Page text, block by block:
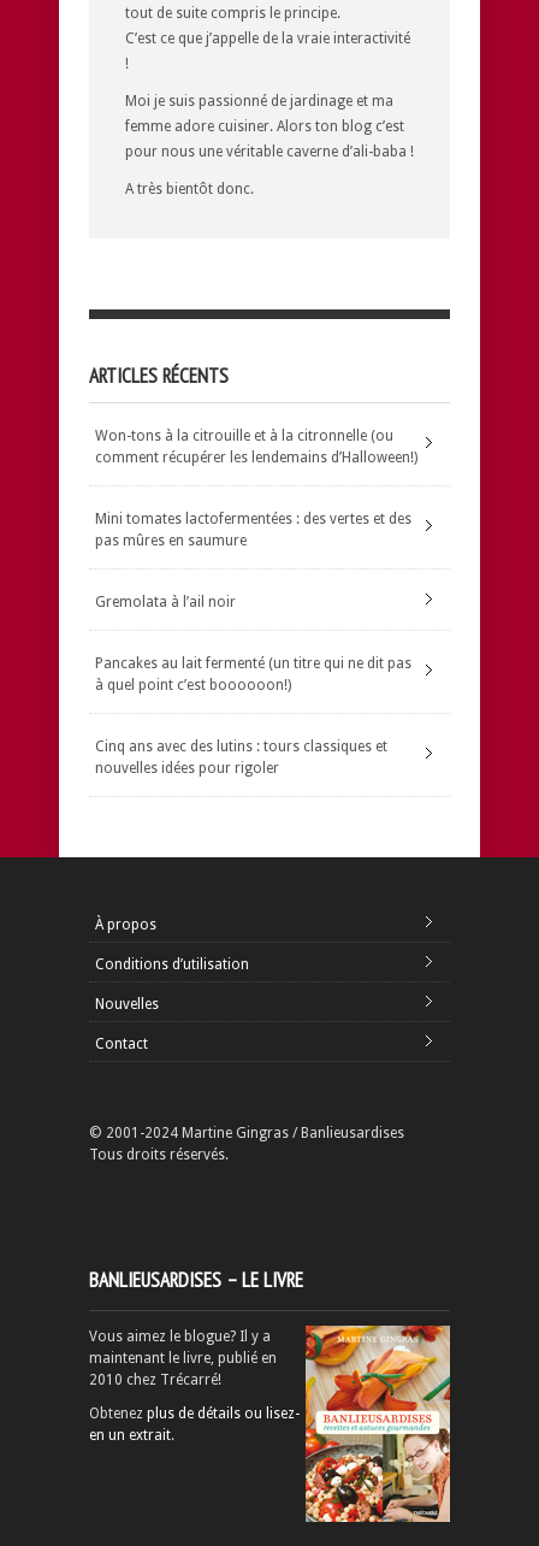
tout de suite compris le principe.
C’est ce que j’appelle de la vraie interactivité
!
Moi je suis passionné de jardinage et ma
femme adore cuisiner. Alors ton blog c’est
pour nous une véritable caverne d’ali-baba !
A très bientôt donc.
ARTICLES RÉCENTS
Won-tons à la citrouille et à la citronnelle (ou
comment récupérer les lendemains d’Halloween!)
Mini tomates lactofermentées : des vertes et des
pas mûres en saumure
Gremolata à l’ail noir
Pancakes au lait fermenté (un titre qui ne dit pas
à quel point c’est boooooon!)
Cinq ans avec des lutins : tours classiques et
nouvelles idées pour rigoler
À propos
Conditions d’utilisation
Nouvelles
Contact
© 2001-2024 Martine Gingras / Banlieusardises
Tous droits réservés.
BANLIEUSARDISES – LE LIVRE
Vous aimez le blogue? Il y a
maintenant le livre, publié en
2010 chez Trécarré!
Obtenez plus de détails ou lisez-
en un extrait.